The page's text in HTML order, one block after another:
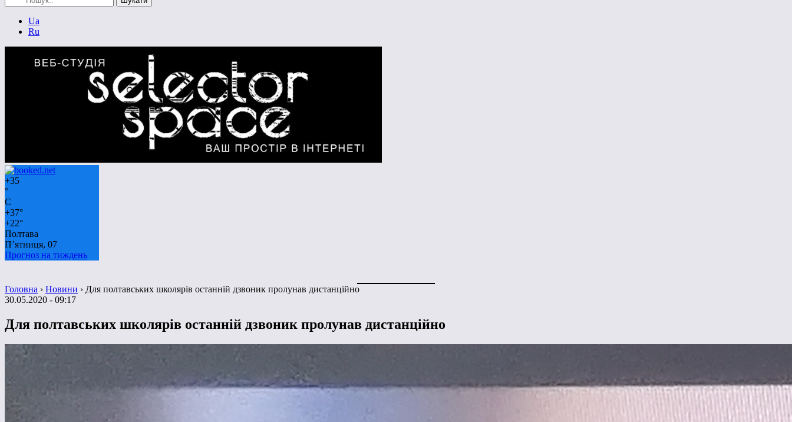
Ua
Ru
+35
°
C
+37°
+22°
Полтава
П’ятниця, 07
Прогноз на тиждень
Головна › Новини › Для полтавських школярів останній дзвоник пролунав дистанційно
30.05.2020 - 09:17
Для полтавських школярів останній дзвоник пролунав дистанційно